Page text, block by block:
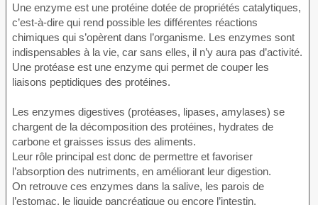
Une enzyme est une protéine dotée de propriétés catalytiques,
c’est-à-dire qui rend possible les différentes réactions
chimiques qui s’opèrent dans l’organisme. Les enzymes sont
indispensables à la vie, car sans elles, il n’y aura pas d’activité.
Une protéase est une enzyme qui permet de couper les
liaisons peptidiques des protéines.
Les enzymes digestives (protéases, lipases, amylases) se
chargent de la décomposition des protéines, hydrates de
carbone et graisses issus des aliments.
Leur rôle principal est donc de permettre et favoriser
l’absorption des nutriments, en améliorant leur digestion.
On retrouve ces enzymes dans la salive, les parois de
l’estomac, le liquide pancréatique ou encore l’intestin.